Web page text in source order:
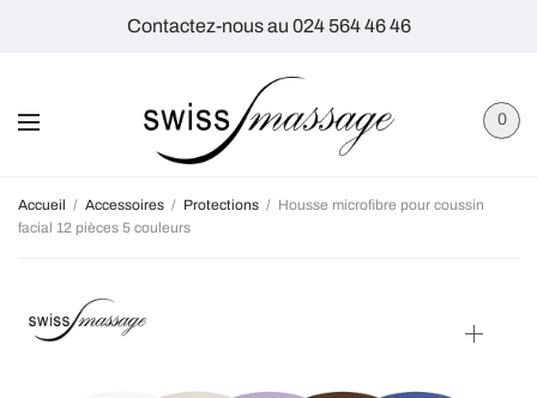
Contactez-nous au 024 564 46 46
0
Accueil / Accessoires / Protections / Housse microfibre pour coussin
facial 12 pièces 5 couleurs